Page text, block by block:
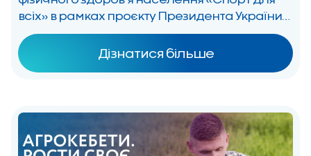
всіх» в рамках проєкту Президента України
«Активні парки», за підтримки Міністерства
молоді та спорту України. Мета конкурсу –
сприяти створенню та облаштуванню
[…]
Дізнатися більше